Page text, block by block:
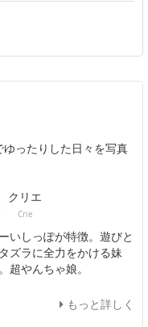
ったりした日々を写真
クリエ
Crie
いしっぽが特徴。遊びと
ズラに全力をかける妹
超やんちゃ娘。
もっと詳しく